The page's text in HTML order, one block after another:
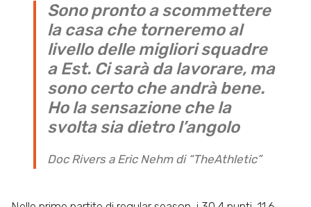
Sono pronto a scommettere
la casa che torneremo al
livello delle migliori squadre
a Est. Ci sarà da lavorare, ma
sono certo che andrà bene.
Ho la sensazione che la
svolta sia dietro l’angolo
Doc Rivers a Eric Nehm di “TheAthletic”